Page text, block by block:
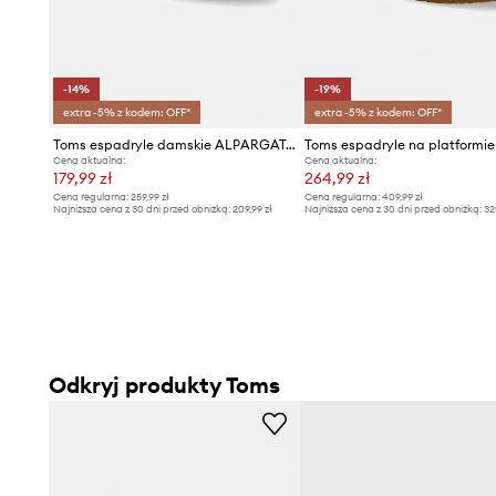
-14%
extra -5% z kodem: OFF*
Toms espadryle damskie ALPARGATA BALLET
Cena aktualna:
179,99 zł
Cena regularna: 259,99 zł
Najniższa cena z 30 dni przed obniżką: 209,99 zł
-19%
extra -5% z kodem: OFF*
Cena aktualna:
264,99 zł
Cena regularna:409,99 zł
Najniższa cena z 30 dni przed obniżką:
Odkryj produkty Toms